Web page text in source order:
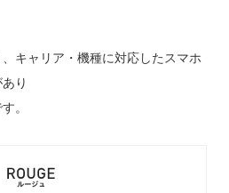
キャリア・機種に対応したスマホ
り
。